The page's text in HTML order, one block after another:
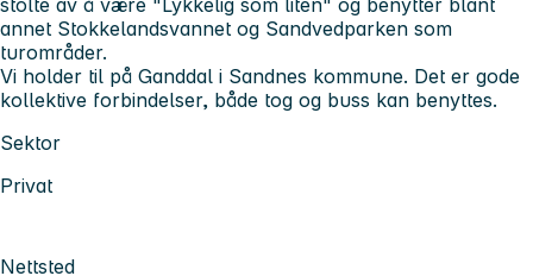
annet Stokkelandsvannet og Sandvedparken som
turområder.
Vi holder til på Ganddal i Sandnes kommune. Det er gode
kollektive forbindelser, både tog og buss kan benyttes.
Sektor
Privat
Nettsted